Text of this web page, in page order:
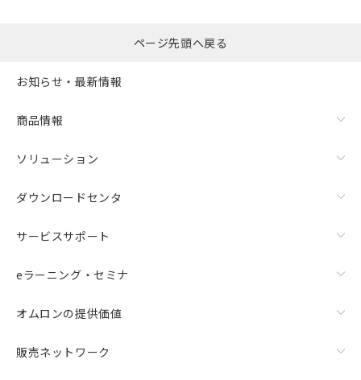
ページ先頭へ戻る
お知らせ・最新情報
商品情報
ソリューション
ダウンロードセンタ
サービスサポート
eラーニング・セミナ
オムロンの提供価値
販売ネットワーク